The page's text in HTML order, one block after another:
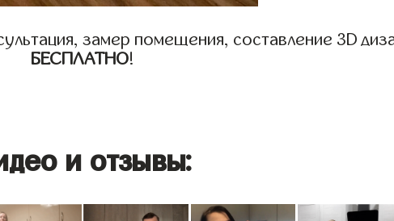
замер помещения, составление 3D
БЕСПЛАТНО!
и отзывы: